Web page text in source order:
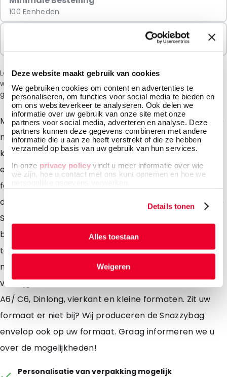
Deze website maakt gebruik van cookies
We gebruiken cookies om content en advertenties te
personaliseren, om functies voor social media te bieden en
om ons websiteverkeer te analyseren. Ook delen we
informatie over uw gebruik van onze site met onze
partners voor social media, adverteren en analyse. Deze
partners kunnen deze gegevens combineren met andere
informatie die u aan ze heeft verstrekt of die ze hebben
verzameld op basis van uw gebruik van hun services.
In onze privacy policy vindt u meer informatie over wie
we zijn, hoe u contact met ons kunt opnemen en hoe we
Details tonen
Alles toestaan
Weigeren
100 Eenheden
Let op: vanwege de huidige situatie in het Midden-Oosten
wordt bij het afrekenen een toeslag van 6% in rekening
gebracht.
Met de Snazzybag envelop bereikt u met uw kostbare
mailing het best denkbare resultaat. Door de vrolijke
kleuren en zijn mooie glans wordt deze envelop als
eerst geopend. De inhoud krijgt meteen een
feestelijke, spannende en attractieve uitstraling en
dat werkt uiteraard responsverhogend! Zeker als u de
Snazzybag envelop ook nog in een of meer kleuren
bedrukt. Deze envelop laten bedrukken? Neem dan
telefonisch contact met ons op en vraag naar de
mogelijkheden! De Snazzybag envelop is standaard
verkrijgbaar in de formaten A3/ C3, A4/ C4, A5/ C5.
A6/ C6, Dinlong, vierkant en kleine formaten. Zit uw
formaat er niet bij? Wij produceren de Snazzybag
envelop ook op uw formaat. Graag informeren we u
over de mogelijkheden!
Personalisatie van verpakking mogelijk